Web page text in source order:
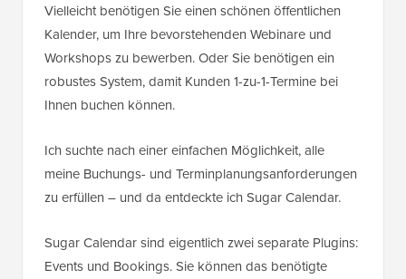
Vielleicht benötigen Sie einen schönen öffentlichen
Kalender, um Ihre bevorstehenden Webinare und
Workshops zu bewerben. Oder Sie benötigen ein
robustes System, damit Kunden 1-zu-1-Termine bei
Ihnen buchen können.
Ich suchte nach einer einfachen Möglichkeit, alle
meine Buchungs- und Terminplanungsanforderungen
zu erfüllen – und da entdeckte ich Sugar Calendar.
Sugar Calendar sind eigentlich zwei separate Plugins:
Events und Bookings. Sie können das benötigte